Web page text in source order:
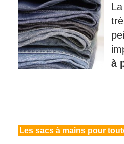
à
Les sacs à mains pour